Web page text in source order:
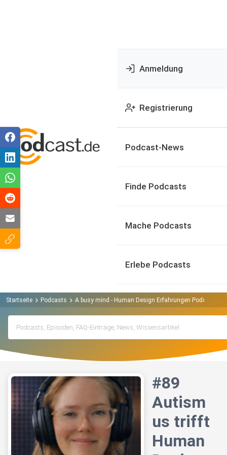
Anmeldung
Registrierung
Podcast-News
Finde Podcasts
Mache Podcasts
Erlebe Podcasts
Startseite Podcasts A busy mind - Human Design Erfahrungen Podcast
#89
Autism
us trifft
Human